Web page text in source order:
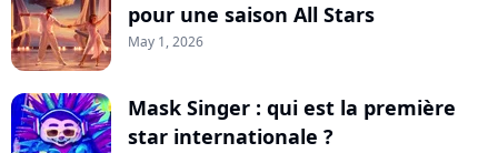
pour une saison All Stars
May 1, 2026
Mask Singer : qui est la première
star internationale ?